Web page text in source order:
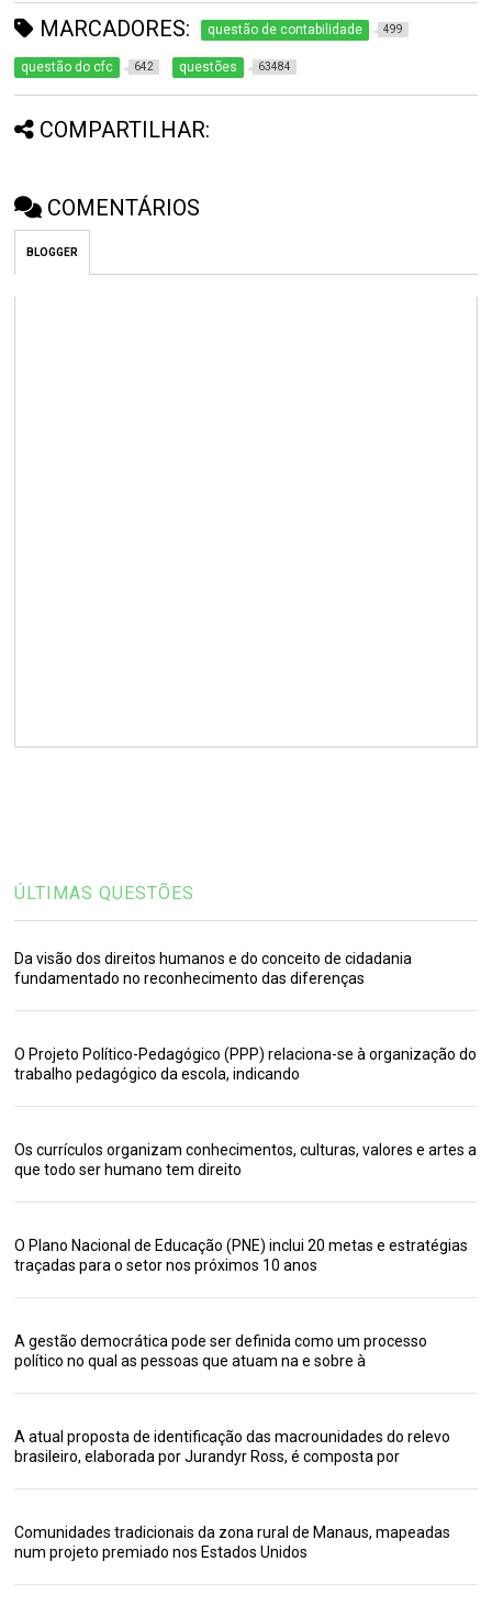
MARCADORES: questão de contabilidade 499
questão do cfc 642 questões 63484
COMPARTILHAR:
COMENTÁRIOS
BLOGGER
ÚLTIMAS QUESTÕES
Da visão dos direitos humanos e do conceito de cidadania
fundamentado no reconhecimento das diferenças
O Projeto Político-Pedagógico (PPP) relaciona-se à organização do
trabalho pedagógico da escola, indicando
Os currículos organizam conhecimentos, culturas, valores e artes a
que todo ser humano tem direito
O Plano Nacional de Educação (PNE) inclui 20 metas e estratégias
traçadas para o setor nos próximos 10 anos
A gestão democrática pode ser definida como um processo
político no qual as pessoas que atuam na e sobre à
A atual proposta de identificação das macrounidades do relevo
brasileiro, elaborada por Jurandyr Ross, é composta por
Comunidades tradicionais da zona rural de Manaus, mapeadas
num projeto premiado nos Estados Unidos